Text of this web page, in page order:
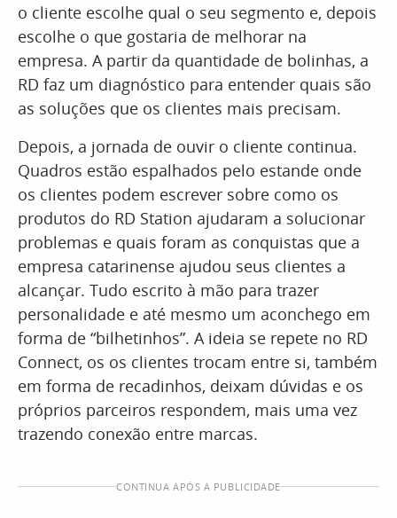
o cliente escolhe qual o seu segmento e, depois
escolhe o que gostaria de melhorar na
empresa. A partir da quantidade de bolinhas, a
RD faz um diagnóstico para entender quais são
as soluções que os clientes mais precisam.
Depois, a jornada de ouvir o cliente continua.
Quadros estão espalhados pelo estande onde
os clientes podem escrever sobre como os
produtos do RD Station ajudaram a solucionar
problemas e quais foram as conquistas que a
empresa catarinense ajudou seus clientes a
alcançar. Tudo escrito à mão para trazer
personalidade e até mesmo um aconchego em
forma de “bilhetinhos”. A ideia se repete no RD
Connect, os os clientes trocam entre si, também
em forma de recadinhos, deixam dúvidas e os
próprios parceiros respondem, mais uma vez
trazendo conexão entre marcas.
CONTINUA APÓS A PUBLICIDADE